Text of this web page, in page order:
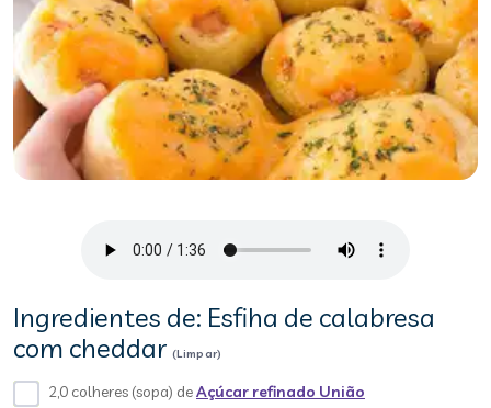
Ingredientes de: Esfiha de calabresa
com cheddar (Limpar)
2,0 colheres (sopa) deAçúcar refinado União